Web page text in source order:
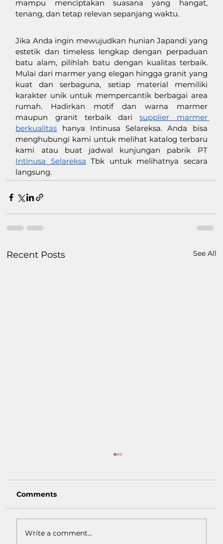
mampu menciptakan suasana yang hangat,
tenang, dan tetap relevan sepanjang waktu.
Jika Anda ingin mewujudkan hunian Japandi yang
estetik dan timeless lengkap dengan perpaduan
batu alam, pilihlah batu dengan kualitas terbaik.
Mulai dari marmer yang elegan hingga granit yang
kuat dan serbaguna, setiap material memiliki
karakter unik untuk mempercantik berbagai area
rumah. Hadirkan motif dan warna marmer
maupun granit terbaik dari supplier marmer
berkualitas hanya Intinusa Selareksa. Anda bisa
menghubungi kami untuk melihat katalog terbaru
kami atau buat jadwal kunjungan pabrik PT
Intinusa Selareksa Tbk untuk melihatnya secara
langsung.
Recent Posts See All
Comments
Write a comment...